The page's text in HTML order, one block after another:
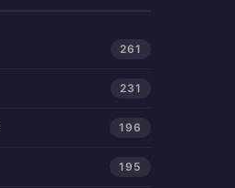
261
231
196
195